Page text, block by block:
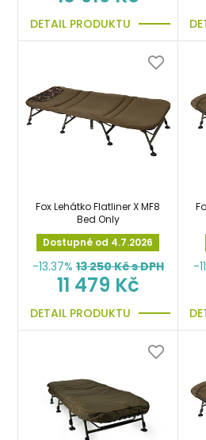
DETAIL PRODUKTU
Fox Lehátko Flatliner X MF8
Bed Only
Dostupné od 4.7.2026
-13.37% 13 250Kč s DPH
11 479 Kč
DETAIL PRODUKTU
-